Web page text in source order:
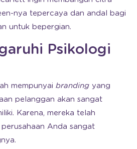
nya tepercaya dan andal bagi
untuk bepergian.
Psikologi
mempunyai branding yang
pelanggan akan sangat
Karena, mereka telah
Anda sangat